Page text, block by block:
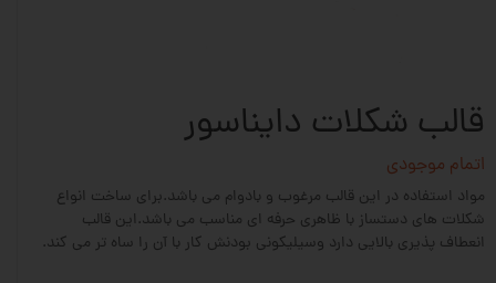
قالب شکلات دایناسور
اتمام موجودی
مواد استفاده در این قالب مرغوب و بادوام می باشد.برای ساخت انواع
شکلات های دستساز با ظاهری حرفه ای مناسب می باشد.این قالب
انعطاف پذیری بالایی دارد وسیلیکونی بودنش کار با آن را ساه تر می کند.